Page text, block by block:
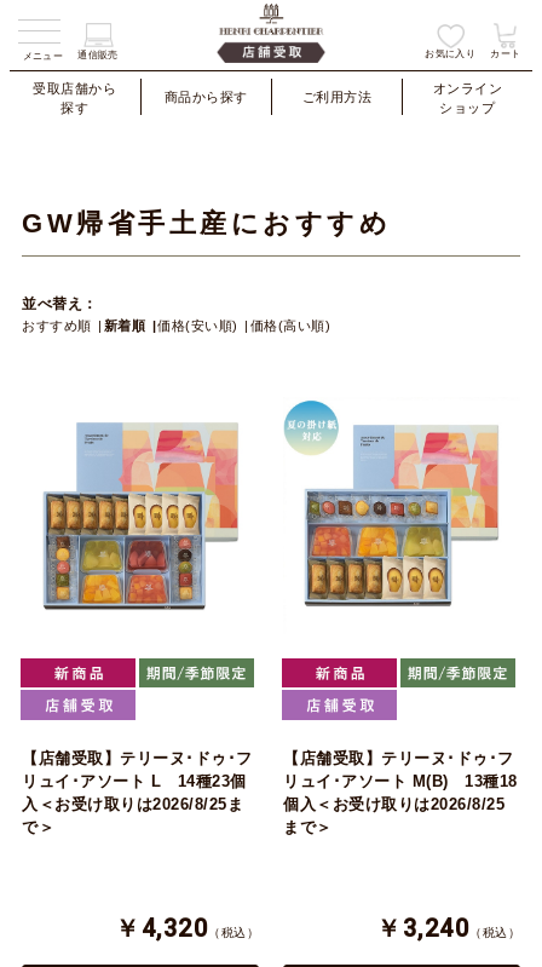
メニュー 通信販売 お気に入り カート
受取店舗から
探す
商品から探す ご利用方法
オンライン
ショップ
GW帰省手土産におすすめ
並べ替え：
おすすめ順 新着順 価格(安い順) 価格(高い順)
【店舗受取】テリーヌ･ドゥ･フ
リュイ･アソート L 14種23個
入＜お受け取りは2026/8/25ま
で＞
￥4,320 （税込）
【店舗受取】テリーヌ･ドゥ･フ
リュイ･アソート M(B) 13種18
個入＜お受け取りは2026/8/25
まで＞
￥3,240 （税込）